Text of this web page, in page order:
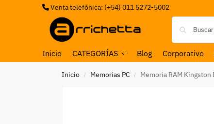
Venta telefónica: (+54) 011 5272-5002
Inicio CATEGORÍAS Blog Corporativo
Inicio / Memorias PC / Memoria RAM Kingston